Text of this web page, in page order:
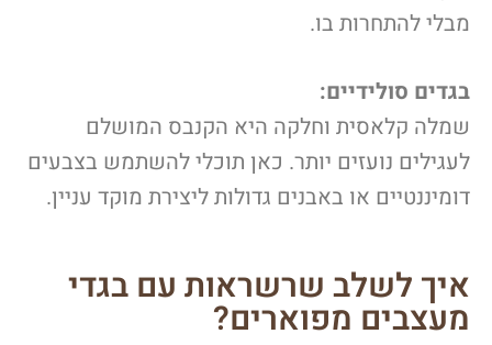
מבלי להתחרות בו.
בגדים סולידיים:
שמלה קלאסית וחלקה היא הקנבס המושלם
לעגילים נועזים יותר. כאן תוכלי להשתמש בצבעים
דומיננטיים או באבנים גדולות ליצירת מוקד עניין.
איך לשלב שרשראות עם בגדי
מעצבים מפוארים?